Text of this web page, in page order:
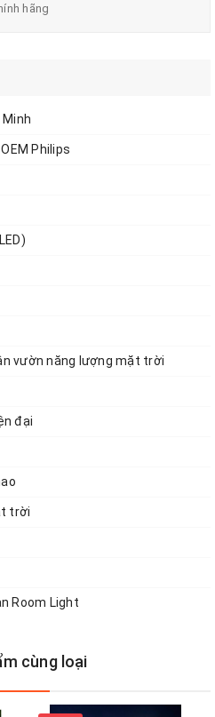
Tel: 024.5678.1567
Quận Hà Đông, HN
hãng
Philips
vườn năng lượng mặt trời
đại
trời
Room Light
cùng loại